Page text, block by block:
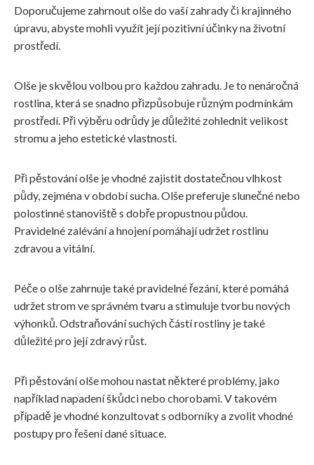
Doporučujeme zahrnout olše do vaší zahrady či krajinného
úpravu, abyste mohli využít její pozitivní účinky na životní
prostředí.
Olše je skvělou volbou pro každou zahradu. Je to nenáročná
rostlina, která se snadno přizpůsobuje různým podmínkám
prostředí. Při výběru odrůdy je důležité zohlednit velikost
stromu a jeho estetické vlastnosti.
Při pěstování olše je vhodné zajistit dostatečnou vlhkost
půdy, zejména v období sucha. Olše preferuje slunečné nebo
polostinné stanoviště s dobře propustnou půdou.
Pravidelné zalévání a hnojení pomáhají udržet rostlinu
zdravou a vitální.
Péče o olše zahrnuje také pravidelné řezání, které pomáhá
udržet strom ve správném tvaru a stimuluje tvorbu nových
výhonků. Odstraňování suchých částí rostliny je také
důležité pro její zdravý růst.
Při pěstování olše mohou nastat některé problémy, jako
například napadení škůdci nebo chorobami. V takovém
případě je vhodné konzultovat s odborníky a zvolit vhodné
postupy pro řešení dané situace.